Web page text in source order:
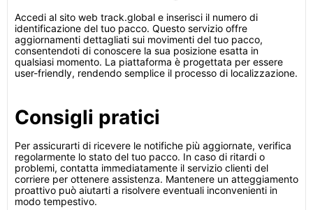
Accedi al sito web track.global e inserisci il numero di
identificazione del tuo pacco. Questo servizio offre
aggiornamenti dettagliati sui movimenti del tuo pacco,
consentendoti di conoscere la sua posizione esatta in
qualsiasi momento. La piattaforma è progettata per essere
user-friendly, rendendo semplice il processo di localizzazione.
Consigli pratici
Per assicurarti di ricevere le notifiche più aggiornate, verifica
regolarmente lo stato del tuo pacco. In caso di ritardi o
problemi, contatta immediatamente il servizio clienti del
corriere per ottenere assistenza. Mantenere un atteggiamento
proattivo può aiutarti a risolvere eventuali inconvenienti in
modo tempestivo.